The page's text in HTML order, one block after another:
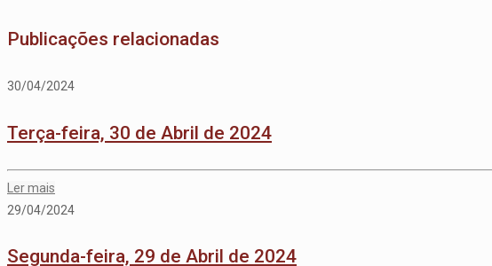
Publicações relacionadas
30/04/2024
Terça-feira, 30 de Abril de 2024
Ler mais
29/04/2024
Segunda-feira, 29 de Abril de 2024